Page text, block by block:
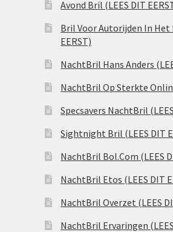
Avond Bril (LEES DIT
Bril Voor Autorijden In Het
EERST)
NachtBril Hans Anders
NachtBril Op Sterkte
Specsavers NachtBril
Sightnight Bril (LEES DIT
NachtBril Bol.Com (LEES
NachtBril Etos (LEES DIT
NachtBril Overzet (LEES
NachtBril Ervaringen